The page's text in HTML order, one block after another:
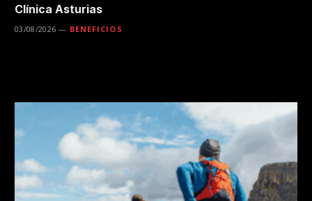
Clínica Asturias
03/08/2026 BENEFICIOS